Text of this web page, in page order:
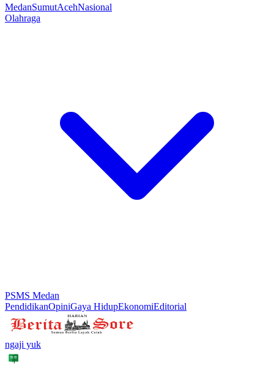
MedanSumutAcehNasional
Olahraga
PSMS Medan
PendidikanOpiniGaya HidupEkonomiEditorial
ngaji yuk